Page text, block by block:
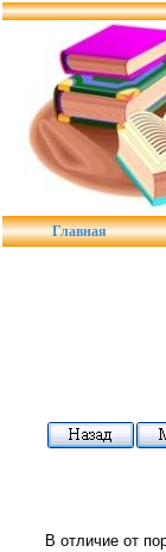
Главная
В отличие от